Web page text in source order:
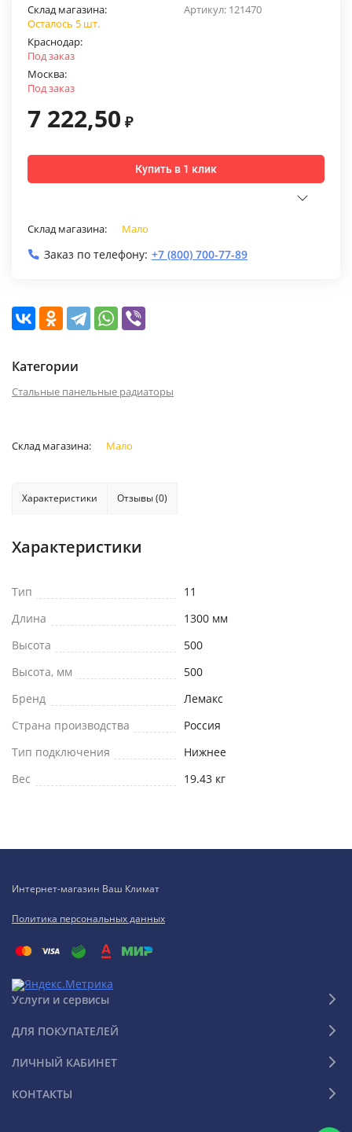
Артикул: 121470
Склад магазина:
Осталось 5 шт.
Краснодар:
Под заказ
Москва:
Под заказ
7 222,50 ₽
Купить в 1 клик
Склад магазина: Мало
Заказ по телефону: +7 (800) 700-77-89
Категории
Стальные панельные радиаторы
Склад магазина: Мало
Характеристики Отзывы (0)
Характеристики
Тип
11
Длина
1300 мм
Высота
500
Высота, мм
500
Бренд
Лемакс
Страна производства
Россия
Тип подключения
Нижнее
Вес
19.43 кг
Интернет-магазин Ваш Климат
Политика персональных данных
Услуги и сервисы
ДЛЯ ПОКУПАТЕЛЕЙ
ЛИЧНЫЙ КАБИНЕТ
КОНТАКТЫ